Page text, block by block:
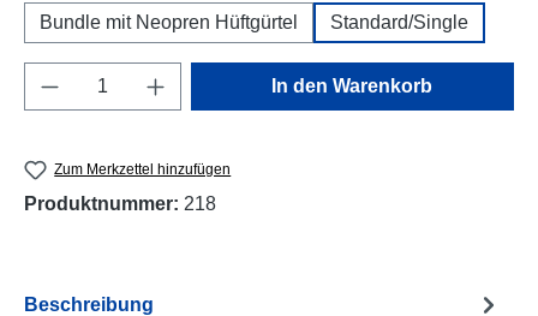
Bundle mit Neopren Hüftgürtel Standard/Single
Produkt Anzahl: Gib den gewünschten
In den Warenkorb
Zum Merkzettel hinzufügen
Produktnummer: 218
Beschreibung